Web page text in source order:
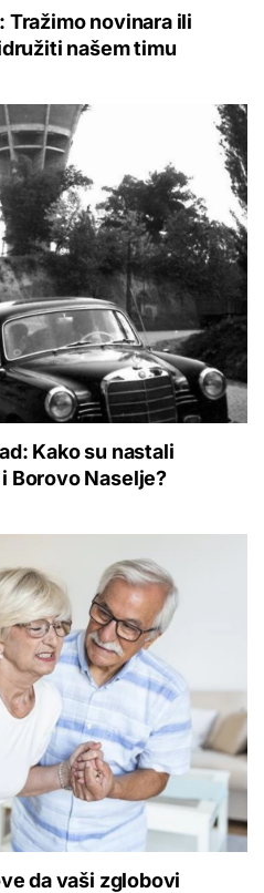
Tražimo novinara ili
našem timu
Kako su nastali
Borovo Naselje?
da vaši zglobovi